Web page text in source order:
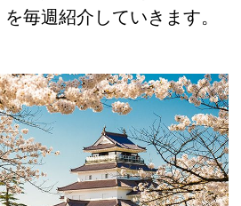
を毎週紹介していきます。